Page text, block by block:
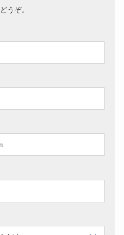
うぞ。